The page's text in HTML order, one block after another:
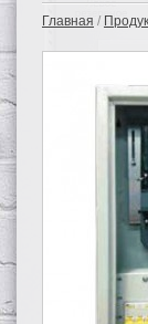
Главная /